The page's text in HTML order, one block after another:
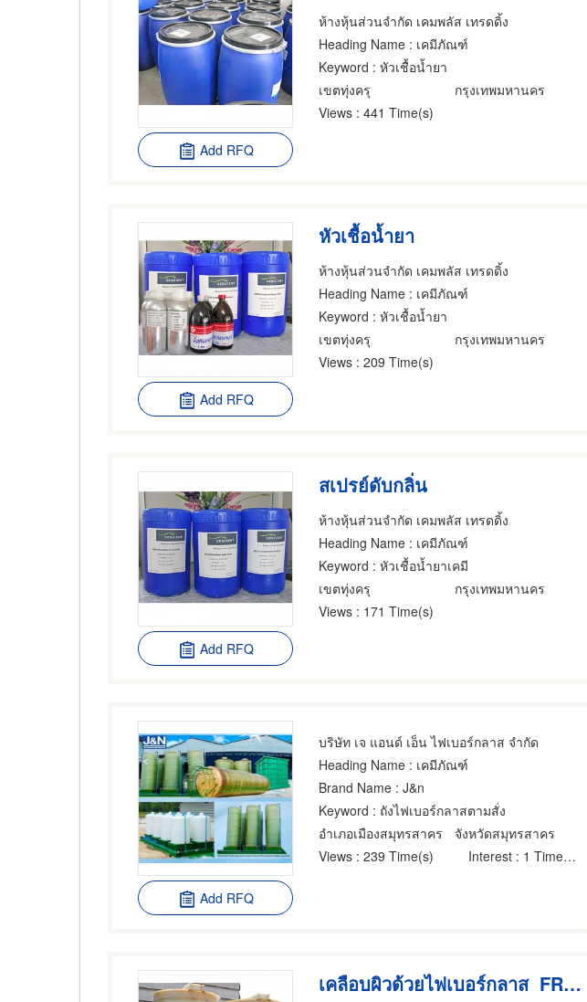
Add RFQ
ห้างหุ้นส่วนจำกัด เคมพลัส เทรดดิ้ง
Heading Name : เคมีภัณฑ์
Keyword : หัวเชื้อน้ำยา
เขตทุ่งครุ
กรุงเทพมหานคร
Views : 441 Time(s)
Add RFQ
หัวเชื้อน้ำยา
ห้างหุ้นส่วนจำกัด เคมพลัส เทรดดิ้ง
Heading Name : เคมีภัณฑ์
Keyword : หัวเชื้อน้ำยา
เขตทุ่งครุ
กรุงเทพมหานคร
Views : 209 Time(s)
Add RFQ
สเปรย์ดับกลิ่น
ห้างหุ้นส่วนจำกัด เคมพลัส เทรดดิ้ง
Heading Name : เคมีภัณฑ์
Keyword : หัวเชื้อน้ำยาเคมี
เขตทุ่งครุ
กรุงเทพมหานคร
Views : 171 Time(s)
Add RFQ
บริษัท เจ แอนด์ เอ็น ไฟเบอร์กลาส จำกัด
Heading Name : เคมีภัณฑ์
Brand Name : J&n
Keyword : ถังไฟเบอร์กลาสตามสั่ง
อำเภอเมืองสมุทรสาคร
จังหวัดสมุทรสาคร
Views : 239 Time(s) Interest : 1 Time(s)
เคลือบผิวด้วยไฟเบอร์กลาส FRP Coating